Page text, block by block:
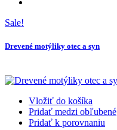
Sale!
Drevené motýliky otec a syn
Vložiť do košíka
Pridať medzi obľubené
Pridať k porovnaniu